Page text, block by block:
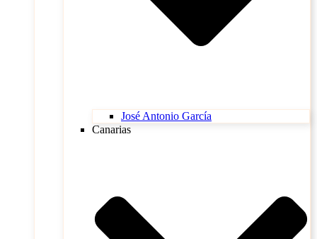
José Antonio García
Canarias